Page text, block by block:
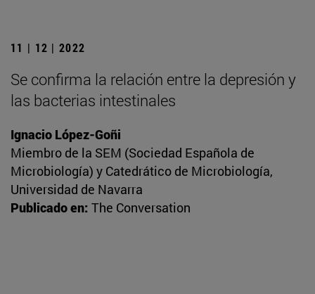
11 | 12 | 2022
Se confirma la relación entre la depresión y
las bacterias intestinales
Ignacio López-Goñi
Miembro de la SEM (Sociedad Española de
Microbiología) y Catedrático de Microbiología,
Universidad de Navarra
Publicado en: The Conversation